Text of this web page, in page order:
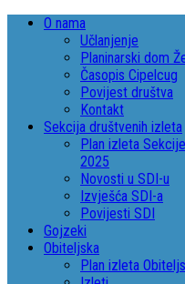
O nama
Učlanjenje
Planinarski dom
Časopis Cipelcug
Povijest društva
Kontakt
Sekcija društvenih izleta
Plan izleta
2025
Novosti u SDI-u
Izvješća SDI-a
Povijesti SDI
Gojzeki
Obiteljska
Plan izleta